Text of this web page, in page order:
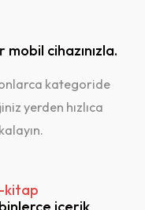
cihazınızla.
kategoride
yerden hızlıca
kitap
binlerce içerik